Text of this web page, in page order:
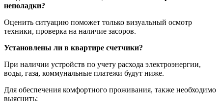
неполадки?
Оценить ситуацию поможет только визуальный осмотр
техники, проверка на наличие засоров.
Установлены ли в квартире счетчики?
При наличии устройств по учету расхода электроэнергии,
воды, газа, коммунальные платежи будут ниже.
Для обеспечения комфортного проживания, также необходимо
выяснить: